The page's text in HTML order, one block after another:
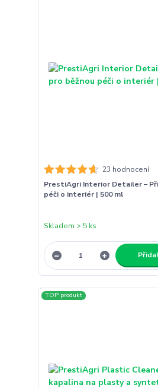
23 hodnocení
PrestiAgri Interior Detailer –
péči o interiér | 500 ml
Skladem > 5 ks
TOP produkt